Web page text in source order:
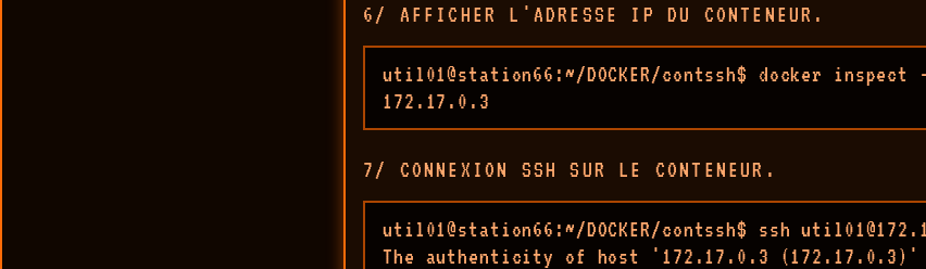
6/ AFFICHER L'ADRESSE IP DU CONTENEUR.
util01@station66:~/DOCKER/contssh$ docker
172.17.0.3
7/ CONNEXION SSH SUR LE CONTENEUR.
util01@station66:~/DOCKER/contssh$ ssh
The authenticity of host '172.17.0.3